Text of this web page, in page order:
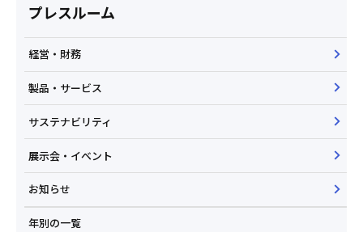
プレスルーム
経営・財務
製品・サービス
サステナビリティ
展示会・イベント
お知らせ
年別の一覧